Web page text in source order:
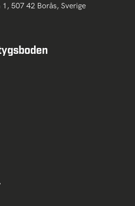
507 42 Borås, Sverige